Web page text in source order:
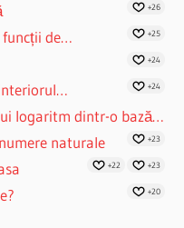
+26
funcții de… +25
+24
+24
logaritm dintr-o bază…
+23
naturale
+23
+22
+20